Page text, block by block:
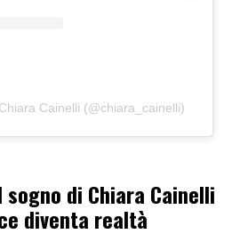
Cainelli (@chiara_cainelli)
sogno di Chiara Cainelli
diventa realtà